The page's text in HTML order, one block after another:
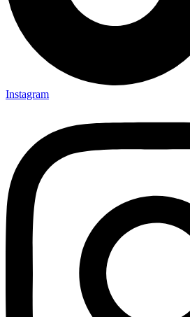
Instagram